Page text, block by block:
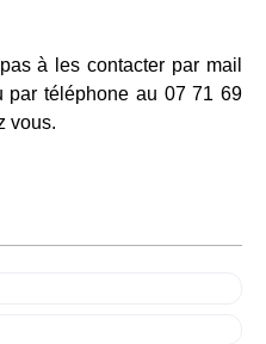
à les contacter par mail
par téléphone au 07 71 69
vous.